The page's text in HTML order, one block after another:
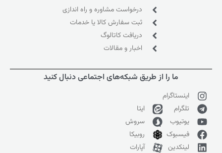
درخواست مشاوره و راه اندازی
ثبت سفارش کالا یا خدمات
دریافت کاتالوگ
اخبار و مقالات
ما را از طریق شبکه‌های اجتماعی دنبال کنید
اینستاگرام
تلگرام
یوتیوب
فیسبوک
لینکدین
ایتا
سروش
روبیکا
آپارات